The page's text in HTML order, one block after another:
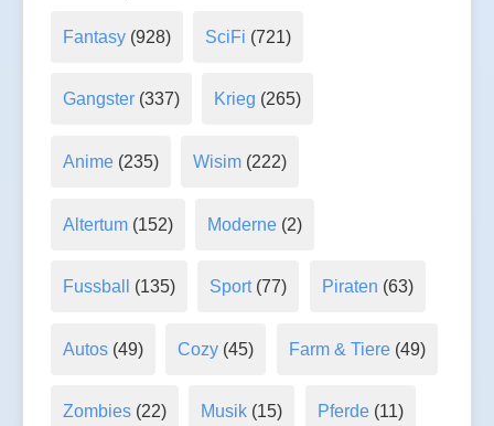
Fantasy(928) SciFi (721)
Gangster(337) Krieg (265)
Anime(235) Wisim (222)
Altertum(152) Moderne (2)
Fussball (135) Sport(77) Piraten (63)
Autos(49) Cozy (45) Farm & Tiere(49)
Zombies(22) Musik (15) Pferde(11)